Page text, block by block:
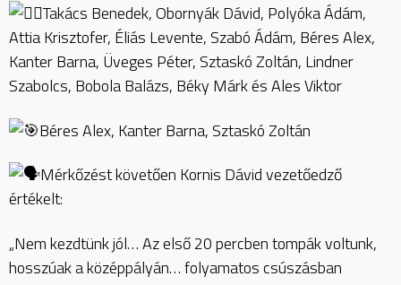
Takács Benedek, Obornyák Dávid, Polyóka Ádám,
Attia Krisztofer, Éliás Levente, Szabó Ádám, Béres Alex,
Kanter Barna, Üveges Péter, Sztaskó Zoltán, Lindner
Szabolcs, Bobola Balázs, Béky Márk és Ales Viktor
Béres Alex, Kanter Barna, Sztaskó Zoltán
Mérkőzést követően Kornis Dávid vezetőedző
értékelt:
„Nem kezdtünk jól… Az első 20 percben tompák voltunk,
hosszúak a középpályán… folyamatos csúszásban